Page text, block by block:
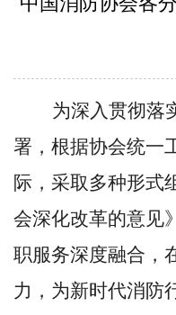
为深入贯彻落
署，根据协会统一
际，采取多种形式
会深化改革的意见
职服务深度融合，
力，为新时代消防